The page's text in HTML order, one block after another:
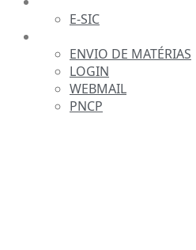
E-SIC
ENVIO DE MATÉRIAS
LOGIN
WEBMAIL
PNCP